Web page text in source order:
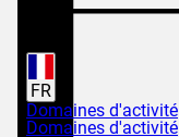
FR
Domaines d'activité
Domaines d'activité